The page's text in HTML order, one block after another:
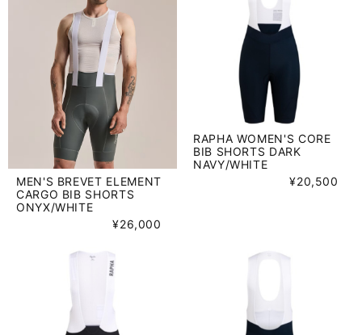
MEN'S BREVET ELEMENT
CARGO BIB SHORTS
ONYX/WHITE
¥26,000
RAPHA WOMEN'S CORE
BIB SHORTS DARK
NAVY/WHITE
¥20,500